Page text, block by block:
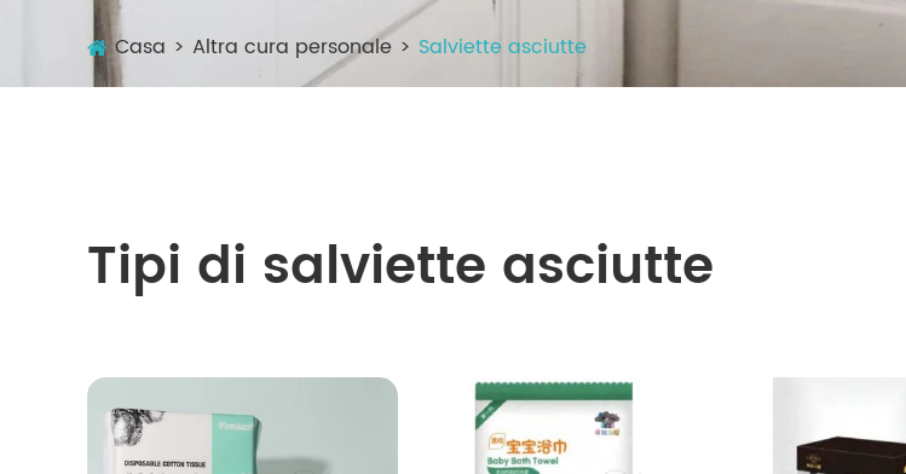
Casa Altra cura personale Salviette asciutte
Tipi di salviette asciutte